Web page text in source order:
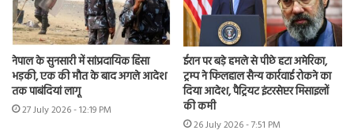
नेपाल के सुनसारी में सांप्रदायिक हिंसा
भड़की, एक की मौत के बाद अगले आदेश
तक पाबंदियां लागू
27 July 2026 - 12:19 PM
ईरान पर बड़े हमले से पीछे हटा अमेरिका,
ट्रम्प ने फिलहाल सैन्य कार्रवाई रोकने का
दिया आदेश, पैट्रियट इंटरसेप्टर मिसाइलों
की कमी
26 July 2026 - 7:51 PM